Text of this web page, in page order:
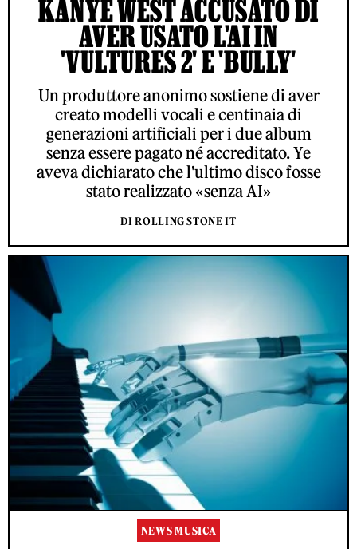
KANYE WEST ACCUSATO DI
AVER USATO L'AI IN
'VULTURES 2' E 'BULLY'
Un produttore anonimo sostiene di aver
creato modelli vocali e centinaia di
generazioni artificiali per i due album
senza essere pagato né accreditato. Ye
aveva dichiarato che l'ultimo disco fosse
stato realizzato «senza AI»
DI ROLLING STONE IT
NEWS MUSICA